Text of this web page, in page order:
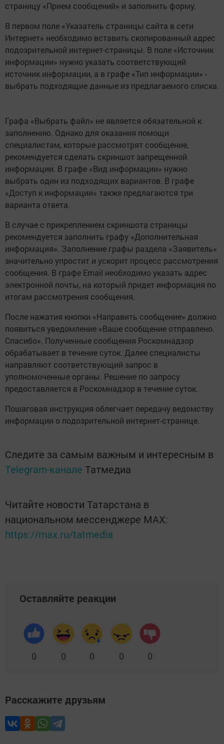
страницу «Прием сообщений» и заполнить форму.
В первом поле «Указатель страницы сайта в сети
Интернет» необходимо вставить скопированный адрес
подозрительной интернет-страницы. В поле «Источник
информации» нужно указать соответствующий
источник информации, а в графе «Тип информации» -
выбрать подходящие данные из предлагаемого списка.
Графа «Выбрать файл» не является обязательной к
заполнению. Однако для оказания помощи
специалистам, которые рассмотрят сообщение,
рекомендуется сделать скриншот запрещенной
информации. В графе «Вид информации» нужно
выбрать один из подходящих вариантов. В графе
«Доступ к информации» также предлагаются три
варианта ответа.
В случае с прикреплением скриншота страницы
рекомендуется заполнить графу «Дополнительная
информация». Заполнение графы раздела «Заявитель»
значительно упростит и ускорит процесс рассмотрения
сообщения. В графе Email необходимо указать адрес
электронной почты, на который придет информация по
итогам рассмотрения сообщения.
После нажатия кнопки «Направить сообщение» должно
появиться уведомление «Ваше сообщение отправлено.
Спасибо». Полученные сообщения Роскомнадзор
обрабатывает в течение суток. Далее специалисты
направляют соответствующий запрос в
уполномоченные органы. Решение по запросу
предоставляется в Роскомнадзор в течение суток.
Пошаговая инструкция облегчает передачу ведомству
информации о подозрительной интернет-странице.
Следите за самым важным и интересным в
Telegram-канале Татмедиа
Читайте новости Татарстана в
национальном мессенджере MАХ:
https://max.ru/tatmedia
Оставляйте реакции
0 0 0 0 0
Расскажите друзьям